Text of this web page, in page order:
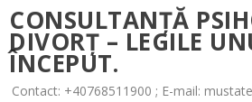
CONSULTANȚĂ
DIVORȚ – LEGILE
ÎNCEPUT.
Contact: +40768511900 ; E-mail: